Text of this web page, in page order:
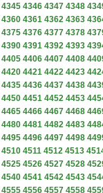
4345 4346 4347 4348
4360 4361 4362 4363
4375 4376 4377 4378
4390 4391 4392 4393
4405 4406 4407 4408
4420 4421 4422 4423
4435 4436 4437 4438
4450 4451 4452 4453
4465 4466 4467 4468
4480 4481 4482 4483
4495 4496 4497 4498
4510 4511 4512 4513
4525 4526 4527 4528
4540 4541 4542 4543
4555 4556 4557 4558